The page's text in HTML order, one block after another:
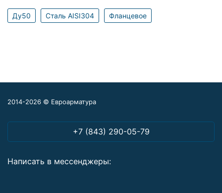
Ду50 Сталь AISI304 Фланцевое
2014-2026 © Евроарматура
+7 (843) 290-05-79
Написать в мессенджеры: